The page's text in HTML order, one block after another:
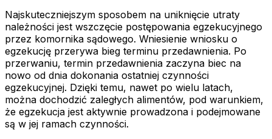
Najskuteczniejszym sposobem na uniknięcie utraty
należności jest wszczęcie postępowania egzekucyjnego
przez komornika sądowego. Wniesienie wniosku o
egzekucję przerywa bieg terminu przedawnienia. Po
przerwaniu, termin przedawnienia zaczyna biec na
nowo od dnia dokonania ostatniej czynności
egzekucyjnej. Dzięki temu, nawet po wielu latach,
można dochodzić zaległych alimentów, pod warunkiem,
że egzekucja jest aktywnie prowadzona i podejmowane
są w jej ramach czynności.